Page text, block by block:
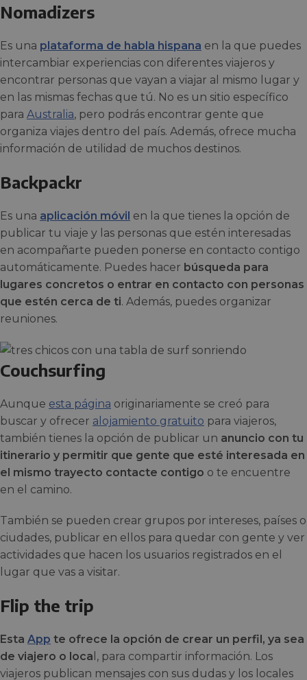
Nomadizers
Es una plataforma de habla hispana en la que puedes
intercambiar experiencias con diferentes viajeros y
encontrar personas que vayan a viajar al mismo lugar y
en las mismas fechas que tú. No es un sitio específico
para Australia, pero podrás encontrar gente que
organiza viajes dentro del país. Además, ofrece mucha
información de utilidad de muchos destinos.
Backpackr
Es una aplicación móvil en la que tienes la opción de
publicar tu viaje y las personas que estén interesadas
en acompañarte pueden ponerse en contacto contigo
automáticamente. Puedes hacer búsqueda para
lugares concretos o entrar en contacto con personas
que estén cerca de ti. Además, puedes organizar
reuniones.
Couchsurfing
Aunque esta página originariamente se creó para
buscar y ofrecer alojamiento gratuito para viajeros,
también tienes la opción de publicar un anuncio con tu
itinerario y permitir que gente que esté interesada en
el mismo trayecto contacte contigo o te encuentre
en el camino.
También se pueden crear grupos por intereses, países o
ciudades, publicar en ellos para quedar con gente y ver
actividades que hacen los usuarios registrados en el
lugar que vas a visitar.
Flip the trip
Esta App te ofrece la opción de crear un perfil, ya sea
de viajero o loca l, para compartir información. Los
viajeros publican mensajes con sus dudas y los locales